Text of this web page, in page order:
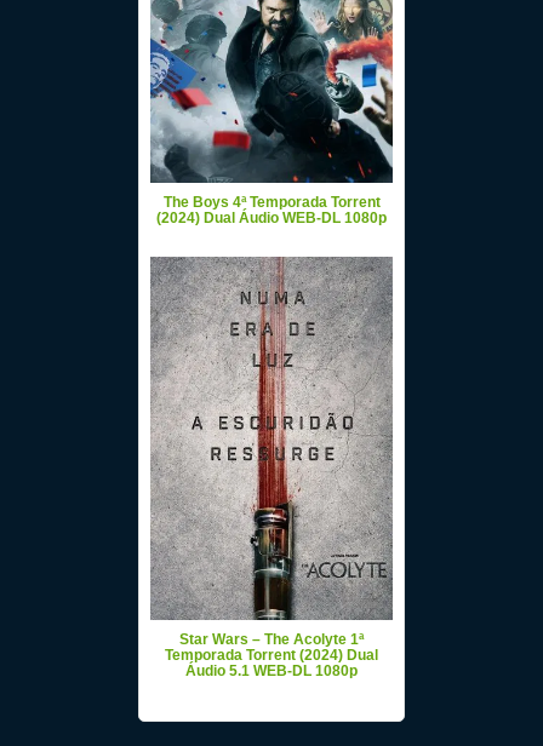
The Boys 4ª Temporada Torrent
(2024) Dual Áudio WEB-DL 1080p
Star Wars – The Acolyte 1ª
Temporada Torrent (2024) Dual
Áudio 5.1 WEB-DL 1080p